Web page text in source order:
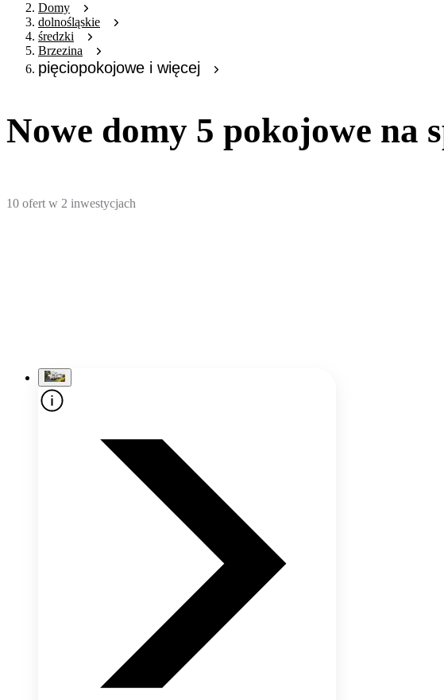
Domy
dolnośląskie
średzki
Brzezina
pięciopokojowe i więcej
Nowe domy 5 pokojowe na
10 ofert w 2 inwestycjach